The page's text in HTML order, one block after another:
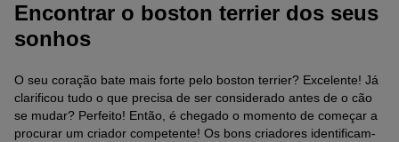
Encontrar o boston terrier dos seus
sonhos
O seu coração bate mais forte pelo boston terrier? Excelente! Já
clarificou tudo o que precisa de ser considerado antes de o cão
se mudar? Perfeito! Então, é chegado o momento de começar a
procurar um criador competente! Os bons criadores identificam-